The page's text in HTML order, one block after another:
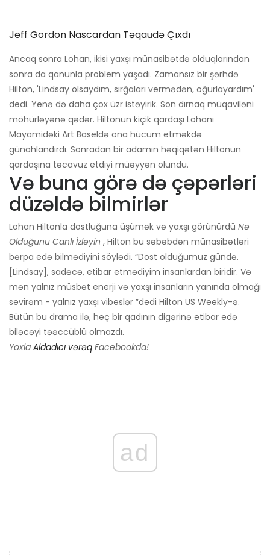
Jeff Gordon Nascardan Təqaüdə Çıxdı
Ancaq sonra Lohan, ikisi yaxşı münasibətdə olduqlarından
sonra da qanunla problem yaşadı. Zamansız bir şərhdə
Hilton, 'Lindsay olsaydım, sırğaları vermədən, oğurlayardım'
dedi. Yenə də daha çox üzr istəyirik. Son dırnaq müqaviləni
möhürləyənə qədər. Hiltonun kiçik qardaşı Lohanı
Mayamidəki Art Baseldə ona hücum etməkdə
günahlandırdı. Sonradan bir adamın həqiqətən Hiltonun
qardaşına təcavüz etdiyi müəyyən olundu.
Və buna görə də çəpərləri
düzəldə bilmirlər
Lohan Hiltonla dostluğuna üşümək və yaxşı görünürdü Nə
Olduğunu Canlı İzləyin , Hilton bu səbəbdən münasibətləri
bərpa edə bilmədiyini söylədi. “Dost olduğumuz gündə.
[Lindsay], sadəcə, etibar etmədiyim insanlardan biridir. Və
mən yalnız müsbət enerji və yaxşı insanların yanında olmağı
sevirəm - yalnız yaxşı vibeslər ”dedi Hilton US Weekly-ə.
Bütün bu drama ilə, heç bir qadının digərinə etibar edə
biləcəyi təəccüblü olmazdı.
Yoxla Aldadıcı vərəq Facebookda!
ad